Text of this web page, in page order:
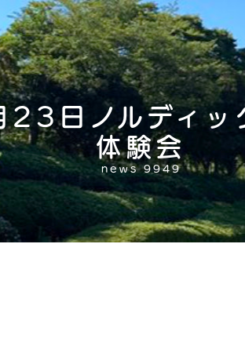
23日ノルディッ
体験会
news 9949